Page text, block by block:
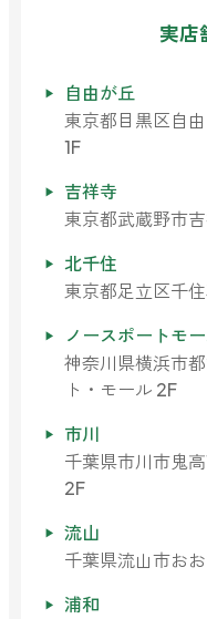
実店
自由が丘
東京都目黒区自
1F
吉祥寺
東京都武蔵野市
北千住
東京都足立区千
ノースポートモ
神奈川県横浜市
ト・モール 2F
市川
千葉県市川市鬼
2F
流山
千葉県流山市お
浦和